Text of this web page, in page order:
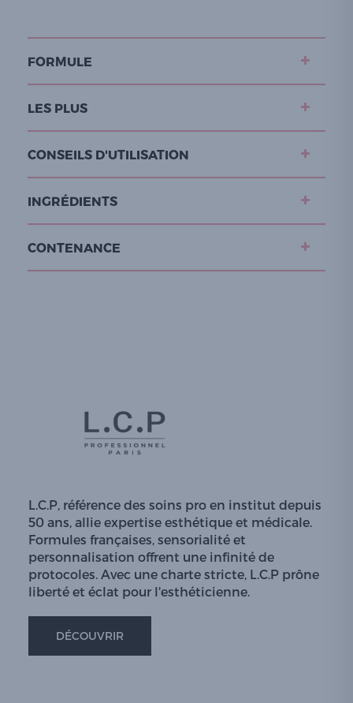
FORMULE
LES PLUS
CONSEILS D'UTILISATION
INGRÉDIENTS
CONTENANCE
L.C.P, référence des soins pro en institut depuis
50 ans, allie expertise esthétique et médicale.
Formules françaises, sensorialité et
personnalisation offrent une infinité de
protocoles. Avec une charte stricte, L.C.P prône
liberté et éclat pour l'esthéticienne.
DÉCOUVRIR